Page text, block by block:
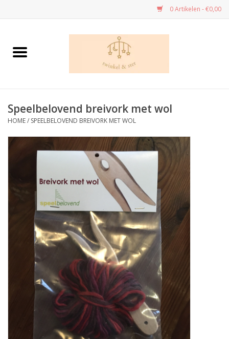
0 Artikelen - €0,00
Home
Dans - cadeau’s
Speelgoed
Knutselen
Handwerk
Verkleedkledij
Verhuur: Dans en
Theaterkostuums
Vakantiestages DANS &
Speelbelovend breivork met wol
HOME/ SPEELBELOVEND BREIVORK MET WOL